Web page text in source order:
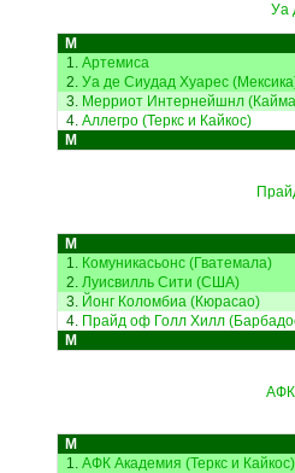
Уа
М
1. Артемиса
2. Уа де Сиудад Хуарес
3. Мерриот Интернейшнл
4. Аллегро (Теркс и Кайкос)
М
М
1. Комуникасьонс (Гватемала)
2. Луисвилль Сити (США)
3. Йонг Коломбиа (Кюрасао)
4. Прайд оф Голл Хилл
М
АФК
М
1. АФК Академия (Теркс и Кайкос)